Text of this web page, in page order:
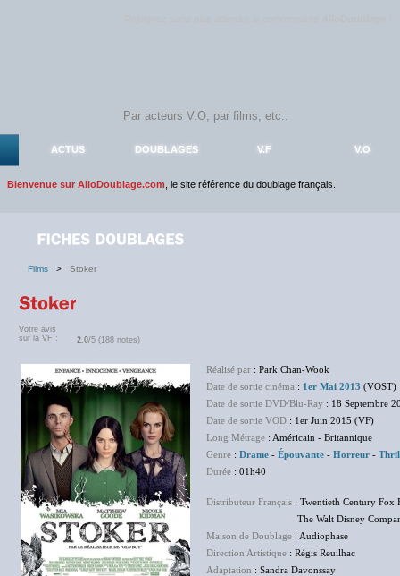
ACTUS DOUBLAGES V.F V.O
Bienvenue sur AlloDoublage.com , le site référence du doublage français.
Films > Stoker
Votre avis
sur la VF :
2.0/5 (188 notes)
Réalisé par : Park Chan-Wook
Date de sortie cinéma : 1er Mai 2013 (VOST)
Date de sortie DVD/Blu-Ray : 18 Septembre
Date de sortie VOD : 1er Juin 2015 (VF)
Long Métrage : Américain - Britannique
Genre : Drame - Épouvante - Horreur -
Durée : 01h40
Distributeur Français : Twentieth Century Fox
The Walt Disney Company
Maison de Doublage : Audiophase
Direction Artistique : Régis Reuilhac
Adaptation : Sandra Davonssay